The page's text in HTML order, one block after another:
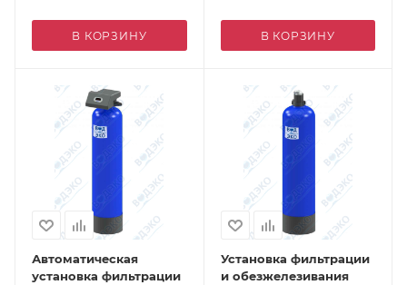
В КОРЗИНУ В КОРЗИНУ
Автоматическая
установка фильтрации
Установка фильтрации
и обезжелезивания